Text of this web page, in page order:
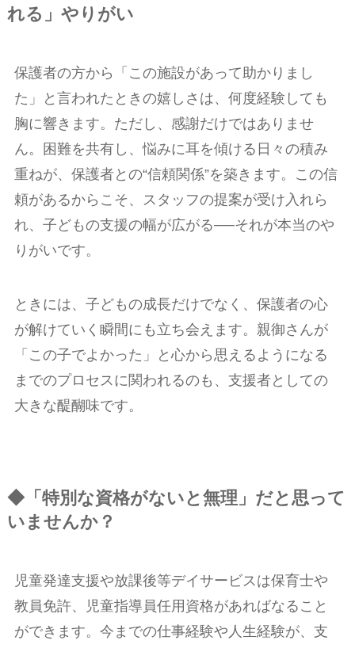
れる」やりがい
保護者の方から「この施設があって助かりまし
た」と言われたときの嬉しさは、何度経験しても
胸に響きます。ただし、感謝だけではありませ
ん。困難を共有し、悩みに耳を傾ける日々の積み
重ねが、保護者との“信頼関係”を築きます。この信
頼があるからこそ、スタッフの提案が受け入れら
れ、子どもの支援の幅が広がる──それが本当のや
りがいです。
ときには、子どもの成長だけでなく、保護者の心
が解けていく瞬間にも立ち会えます。親御さんが
「この子でよかった」と心から思えるようになる
までのプロセスに関われるのも、支援者としての
大きな醍醐味です。
◆「特別な資格がないと無理」だと思って
いませんか？
児童発達支援や放課後等デイサービスは保育士や
教員免許、児童指導員任用資格があればなること
ができます。今までの仕事経験や人生経験が、支